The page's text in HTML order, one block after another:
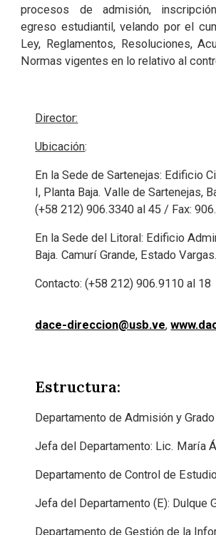
procesos de admisión,
egreso estudiantil, velando por el
Ley, Reglamentos, Resoluciones,
Normas vigentes en lo relativo al
Director:
Ubicación:
En la Sede de Sartenejas: Edificio
I, Planta Baja. Valle de Sartenejas,
(+58 212) 906.3340 al 45 / Fax:
En la Sede del Litoral: Edificio
Baja. Camurí Grande, Estado Vargas.
Contacto: (+58 212) 906.9110 al 18
dace-direccion@usb.ve,
Estructura:
Departamento de Admisión y Grado
Jefa del Departamento: Lic. María
Departamento de Control de
Jefa del Departamento (E): Dulque
Departamento de Gestión de la